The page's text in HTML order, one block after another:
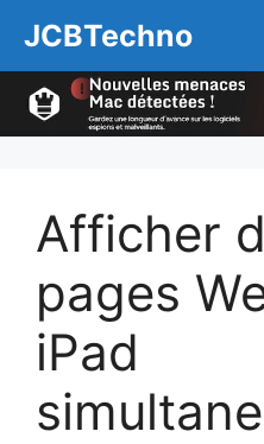
contenu
JCBTechno
Afficher
pages
iPad